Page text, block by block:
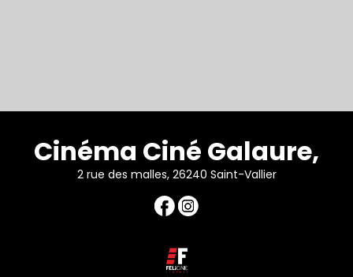
Cinéma Ciné Galaure,
2 rue des malles, 26240 Saint-Vallier